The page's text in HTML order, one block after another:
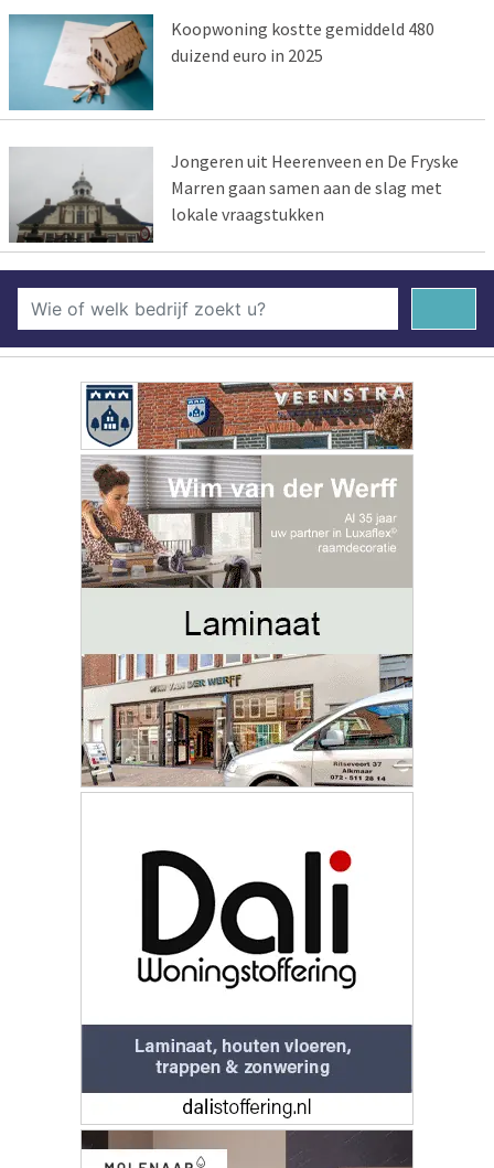
Koopwoning kostte gemiddeld 480
duizend euro in 2025
Jongeren uit Heerenveen en De Fryske
Marren gaan samen aan de slag met
lokale vraagstukken